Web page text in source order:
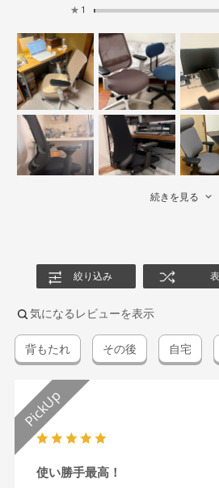
★ 1
続きを見る
絞り込み
気になるレビューを表示
背もたれ その後 自宅
使い勝手最高！